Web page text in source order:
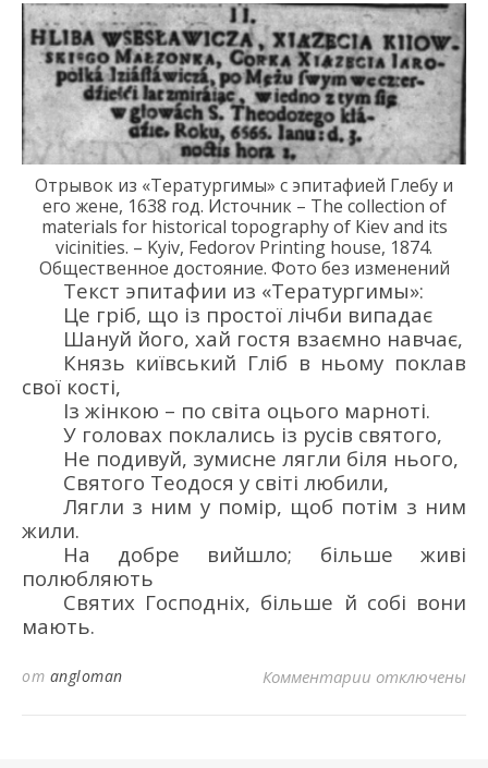
Отрывок из «Тератургимы» с эпитафией Глебу и
его жене, 1638 год. Источник– The collection of
materials for historical topography of Kiev and its
vicinities. – Kyiv, Fedorov Printing house, 1874.
Общественное достояние. Фото без изменений
Текст эпитафии из «Тератургимы»:
Це гріб, що із простої лічби випадає
Шануй його, хай гостя взаємно навчає,
Князь київський Гліб в ньому поклав
свої кості,
Із жінкою – по світа оцього марноті.
У головах поклались із русів святого,
Не подивуй, зумисне лягли біля нього,
Святого Теодося у світі любили,
Лягли з ним у помір, щоб потім з ним
жили.
На добре вийшло; більше живі
полюбляють
Святих Господніх, більше й собі вони
мають.
от angloman Комментарии к записи
отключены